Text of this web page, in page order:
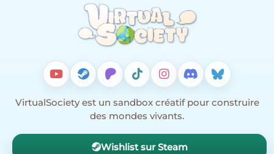
VirtualSociety est un sandbox créatif pour construire
des mondes vivants.
Wishlist sur Steam